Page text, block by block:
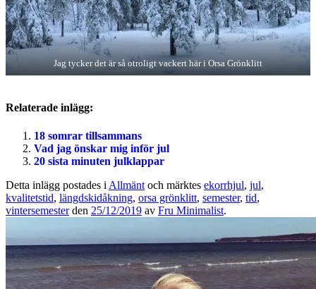
Jag tycker det är så otroligt vackert här i Orsa Grönklitt
Relaterade inlägg:
18 somrar tillsammans
Vad jag önskar mig inför jul
20 sista minuten julklappar
Detta inlägg postades i Allmänt och märktes ekorrhjul, jul,
kvalitetstid, längdskidåkning, orsa grönklitt, semester, tid,
vintersemesterden 25/12/2019 av Fru Minimalist.